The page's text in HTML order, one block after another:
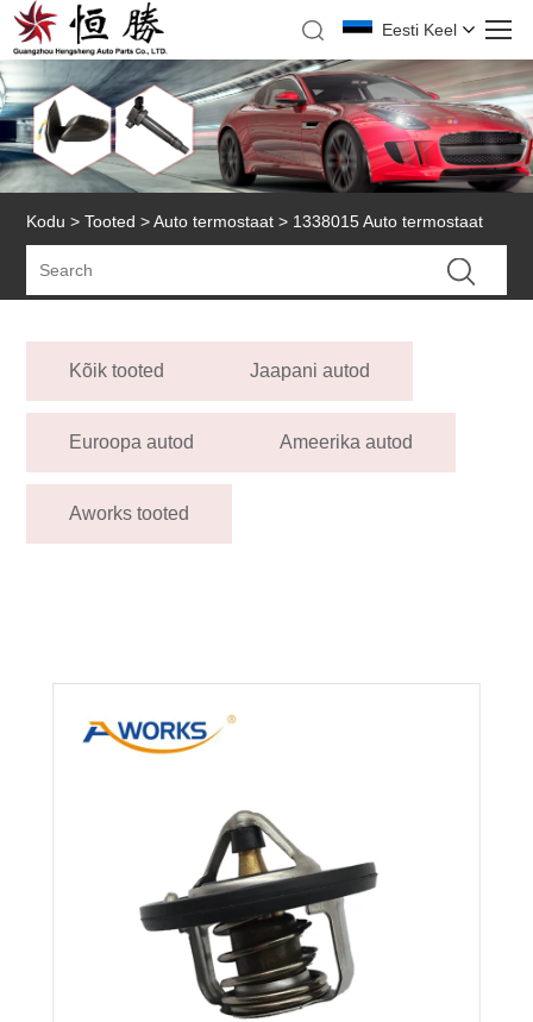
Eesti Keel
Kodu > Tooted >Auto termostaat > 1338015 Auto termostaat
Kõik tooted Jaapani autod
Euroopa autod Ameerika autod
Aworks tooted